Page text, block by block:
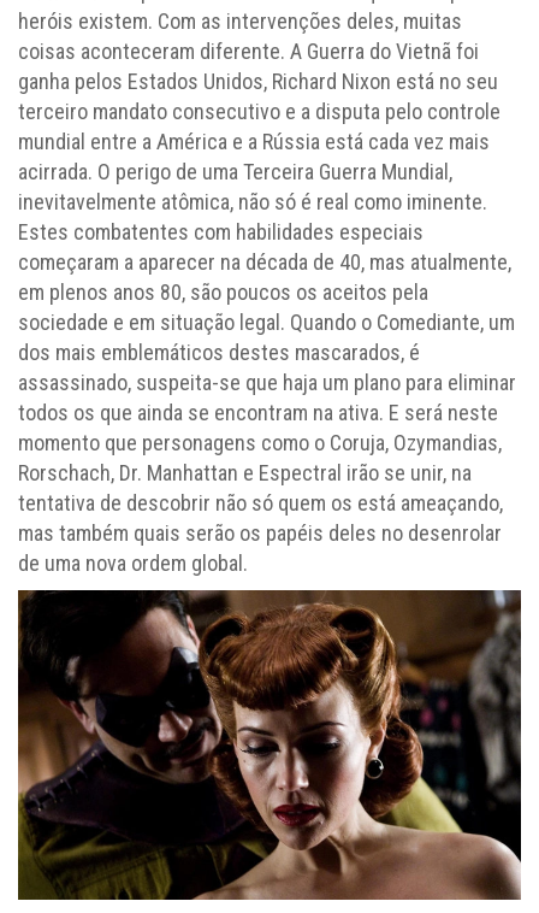
heróis existem. Com as intervenções deles, muitas
coisas aconteceram diferente. A Guerra do Vietnã foi
ganha pelos Estados Unidos, Richard Nixon está no seu
terceiro mandato consecutivo e a disputa pelo controle
mundial entre a América e a Rússia está cada vez mais
acirrada. O perigo de uma Terceira Guerra Mundial,
inevitavelmente atômica, não só é real como iminente.
Estes combatentes com habilidades especiais
começaram a aparecer na década de 40, mas atualmente,
em plenos anos 80, são poucos os aceitos pela
sociedade e em situação legal. Quando o Comediante, um
dos mais emblemáticos destes mascarados, é
assassinado, suspeita-se que haja um plano para eliminar
todos os que ainda se encontram na ativa. E será neste
momento que personagens como o Coruja, Ozymandias,
Rorschach, Dr. Manhattan e Espectral irão se unir, na
tentativa de descobrir não só quem os está ameaçando,
mas também quais serão os papéis deles no desenrolar
de uma nova ordem global.